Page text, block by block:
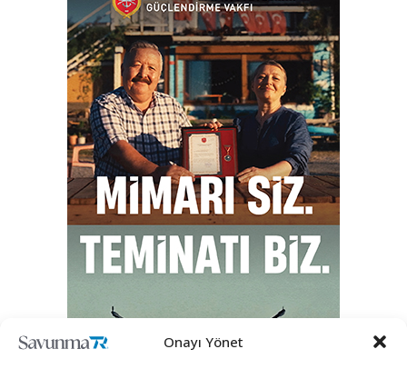
Onayı Yönet